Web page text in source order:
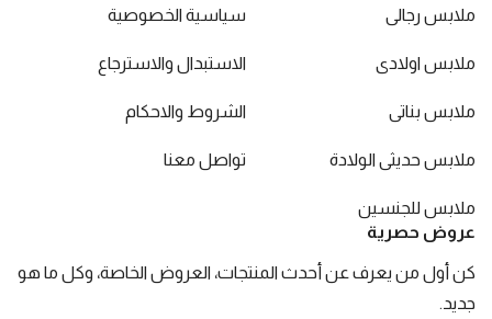
ملابس رجالى
ملابس اولادى
ملابس بناتى
ملابس حديثى الولادة
ملابس للجنسين
سياسية الخصوصية
الاستبدال والاسترجاع
الشروط والاحكام
تواصل معنا
عروض حصرية
كن أول من يعرف عن أحدث المنتجات، العروض الخاصة، وكل ما هو
جديد.